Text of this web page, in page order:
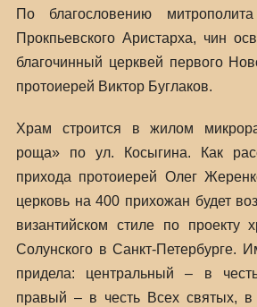
По благословению
Прокпьевского Аристарха, чин
благочинный церквей первого
протоиерей Виктор Буглаков.
Храм строится в жилом
роща» по ул. Косыгина. Как
прихода протоиерей Олег
церковь на 400 прихожан будет
византийском стиле по проекту
Солунского в Санкт-Петербурге.
придела: центральный – в
правый – в честь Всех святых, в